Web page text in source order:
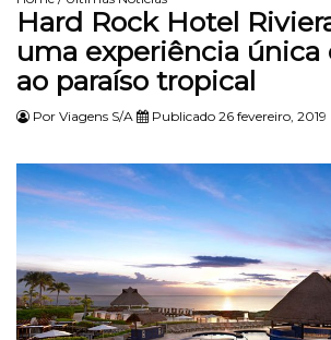
Hard Rock Hotel
uma experiência
ao paraíso tropical
Por Viagens S/A Publicado 26 fevereiro, 2019